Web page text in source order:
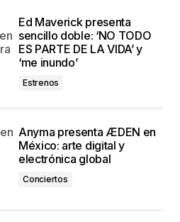
Ed Maverick presenta
sencillo doble: ‘NO TODO
ES PARTE DE LA VIDA’ y
‘me inundo’
Estrenos
Anyma presenta ÆDEN en
México: arte digital y
electrónica global
Conciertos